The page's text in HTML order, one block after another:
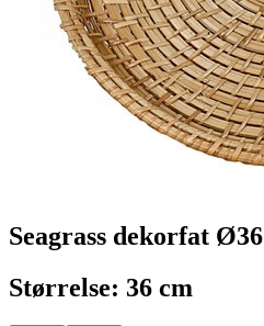
Seagrass dekorfat Ø36
Størrelse: 36 cm